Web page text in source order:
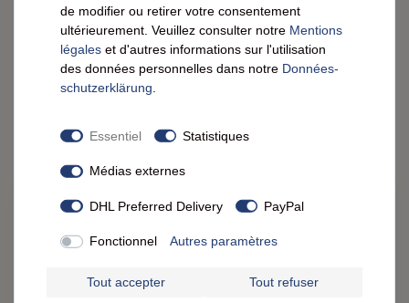
Bons d'achat FeineHeimat
de modifier ou retirer votre consentement
ultérieurement. Veuillez consulter notre Mentions
légales et d'autres informations sur l'utilisation
des données personnelles dans notre Données­
schutz­erklärung
Essentiel Statistiques
Médias externes
DHL Preferred Delivery PayPal
Fonctionnel Autres paramètres
Tout accepter Tout refuser